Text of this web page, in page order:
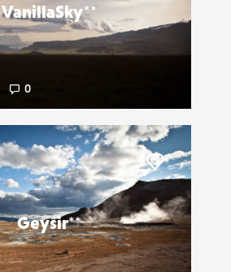
VanillaSky**
0
Geysir**
Liker